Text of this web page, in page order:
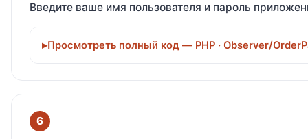
Введите ваше имя пользователя и пароль
Просмотреть полный код — PHP · Observer/